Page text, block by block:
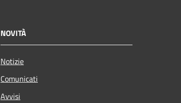
NOVITÀ
Notizie
Comunicati
Avvisi